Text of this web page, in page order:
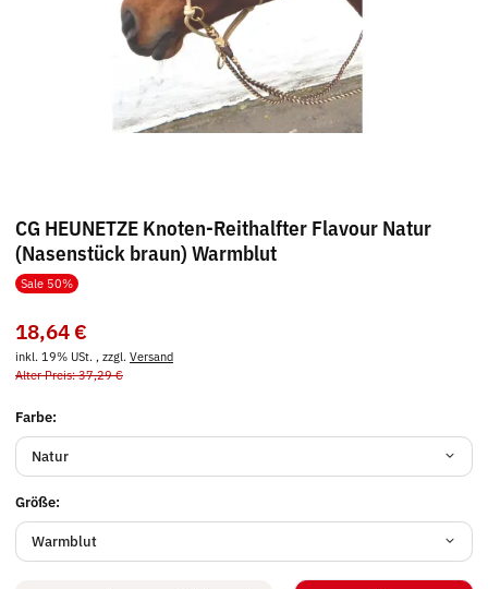
CG HEUNETZE Knoten-Reithalfter Flavour Natur
(Nasenstück braun) Warmblut
Sale 50%
18,64 €
inkl. 19% USt. , zzgl. Versand
Alter Preis: 37,29 €
Farbe:
Natur
Größe:
Warmblut